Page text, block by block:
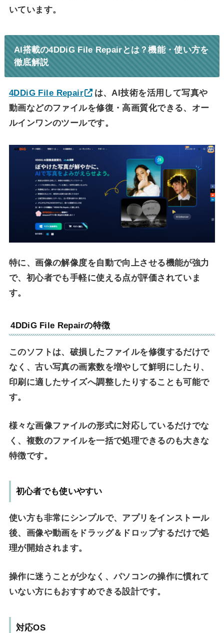
いています。
AI搭載の4DDiG File Repairとは？機能・使い方を
徹底解説
4DDiG File Repair
は、AI技術を活用して写真や
動画などのファイルを修復・高画質化できる、オー
ルインワンのツールです。
特に、画像の解像度を自動で向上させる機能が強力
で、初心者でも手軽に使える点が評価されていま
す。
4DDiG File Repairの特徴
このソフトは、破損したファイルを修復するだけで
なく、古い写真の画素数を増やして鮮明にしたり、
印刷に適したサイズへ調整したりすることも可能で
す。
様々な画像ファイルの形式に対応しているだけでな
く、複数のファイルを一括で処理できるのも大きな
特徴です。
初心者でも使いやすい
使い方も非常にシンプルで、アプリをインストール
後、画像や動画をドラッグ＆ドロップするだけで処
理が開始されます。
操作に迷うことが少なく、パソコンの操作に慣れて
いない方にもおすすめできる設計です。
対応OS